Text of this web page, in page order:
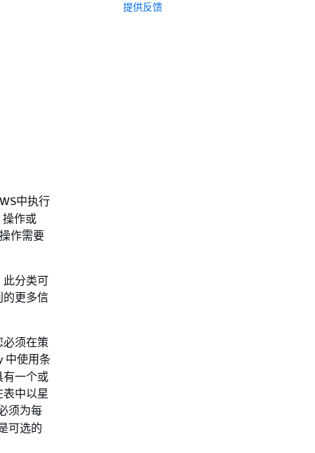
中执行
操作或
作需要
此分类可
的更多信
须在策
中使用条
有一个或
中以星
须为每
可选的
提供反馈